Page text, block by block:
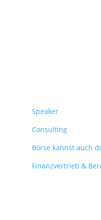
Speaker
Consulting
Börse kannst auch
Finanzvertrieb &